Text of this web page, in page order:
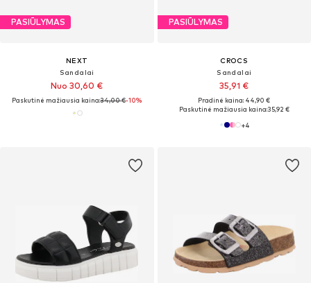
PASIŪLYMAS
NEXT
Sandalai
Nuo 30,60 €
Paskutinė mažiausia kaina:34,00 €-10%
PASIŪLYMAS
CROCS
Sandalai
35,91 €
Pradinė kaina: 44,90 €
Paskutinė mažiausia kaina:35,92 €
+4